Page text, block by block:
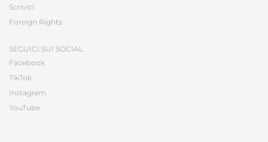
Scrivici
Foreign Rights
SEGUICI SUI SOCIAL
Facebook
TikTok
Instagram
YouTube